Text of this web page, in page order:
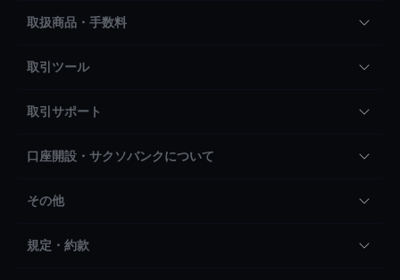
取扱商品・手数料
取引ツール
取引サポート
口座開設・サクソバンクについて
その他
規定・約款